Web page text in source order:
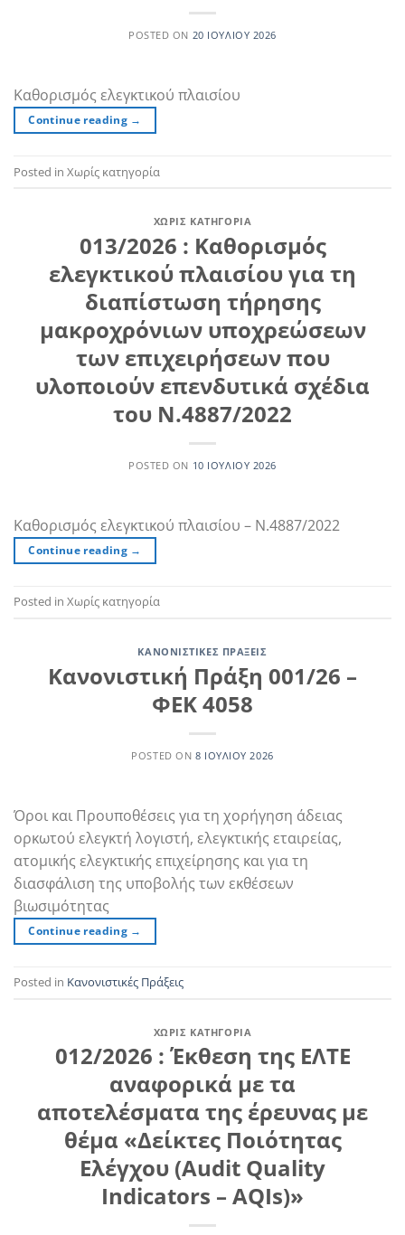
POSTED ON 20 ΙΟΥΛΊΟΥ 2026
Καθορισμός ελεγκτικού πλαισίου
Continue reading →
Posted in Χωρίς κατηγορία
ΧΩΡΊΣ ΚΑΤΗΓΟΡΊΑ
013/2026 : Καθορισμός
ελεγκτικού πλαισίου για τη
διαπίστωση τήρησης
μακροχρόνιων υποχρεώσεων
των επιχειρήσεων που
υλοποιούν επενδυτικά σχέδια
του Ν.4887/2022
POSTED ON 10 ΙΟΥΛΊΟΥ 2026
Καθορισμός ελεγκτικού πλαισίου – Ν.4887/2022
Continue reading →
Posted in Χωρίς κατηγορία
ΚΑΝΟΝΙΣΤΙΚΈΣ ΠΡΆΞΕΙΣ
Κανονιστική Πράξη 001/26 –
ΦΕΚ 4058
POSTED ON 8 ΙΟΥΛΊΟΥ 2026
Όροι και Προυποθέσεις για τη χορήγηση άδειας
ορκωτού ελεγκτή λογιστή, ελεγκτικής εταιρείας,
ατομικής ελεγκτικής επιχείρησης και για τη
διασφάλιση της υποβολής των εκθέσεων
βιωσιμότητας
Continue reading →
Posted in Κανονιστικές Πράξεις
ΧΩΡΊΣ ΚΑΤΗΓΟΡΊΑ
012/2026 : Έκθεση της ΕΛΤΕ
αναφορικά με τα
αποτελέσματα της έρευνας με
θέμα «Δείκτες Ποιότητας
Ελέγχου (Audit Quality
Indicators – AQIs)»